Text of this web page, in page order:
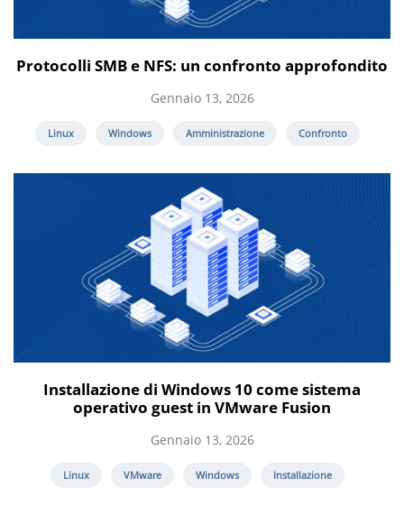
Protocolli SMB e NFS: un confronto approfondito
Gennaio 13, 2026
Linux Windows Amministrazione Confronto
Installazione di Windows 10 come sistema
operativo guest in VMware Fusion
Gennaio 13, 2026
Linux VMware Windows Installazione